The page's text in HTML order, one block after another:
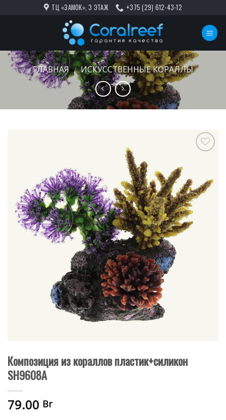
ТЦ «ЗАМОК», 3 ЭТАЖ +375 (29) 612-43-12
ГЛАВНАЯ / ИСКУССТВЕННЫЕ КОРАЛЛЫ
избранное
Композиция из кораллов пластик+силикон
SH9608A
79.00 Br